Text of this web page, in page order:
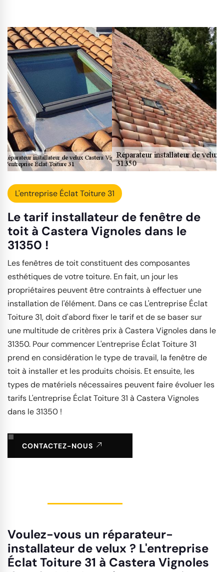
L'entreprise Éclat Toiture 31
Le tarif installateur de fenêtre de
toit à Castera Vignoles dans le
31350 !
Les fenêtres de toit constituent des composantes
esthétiques de votre toiture. En fait, un jour les
propriétaires peuvent être contraints à effectuer une
installation de l'élément. Dans ce cas L'entreprise Éclat
Toiture 31, doit d'abord fixer le tarif et de se baser sur
une multitude de critères prix à Castera Vignoles dans le
31350. Pour commencer L'entreprise Éclat Toiture 31
prend en considération le type de travail, la fenêtre de
toit à installer et les produits choisis. Et ensuite, les
types de matériels nécessaires peuvent faire évoluer les
tarifs L'entreprise Éclat Toiture 31 à Castera Vignoles
dans le 31350 !
CONTACTEZ-NOUS
Voulez-vous un réparateur-
installateur de velux ? L'entreprise
Éclat Toiture 31 à Castera Vignoles